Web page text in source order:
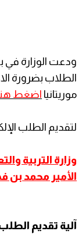
ودعت الوزارة في
الطلاب بضرورة
موريتانيا اضغط
لتقديم الطلب
وزارة التربية
الأمير محمد
آلية تقديم